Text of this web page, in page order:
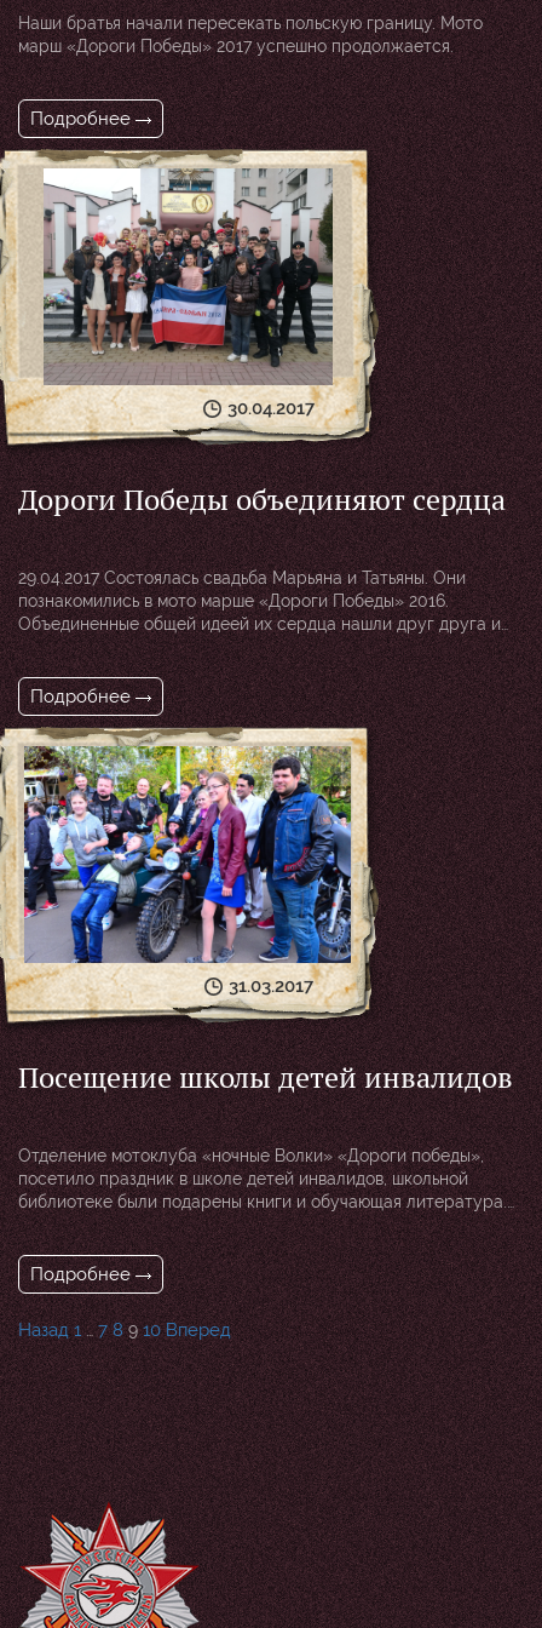
Наши братья начали пересекать польскую границу. Мото
марш «Дороги Победы» 2017 успешно продолжается.
Подробнее
30.04.2017
Дороги Победы объединяют сердца
29.04.2017 Состоялась свадьба Марьяна и Татьяны. Они
познакомились в мото марше «Дороги Победы» 2016.
Объединенные общей идеей их сердца нашли друг друга и
прошли испытание дорогой. Вся колонна байкеров из разных
стран заехала поздравить своих товарищей, а Александр
Хирург — лидер мотоклуба «Ночные Волки» стал почетным
свидетелем, причем впервые в своей жизни.
Подробнее
31.03.2017
Посещение школы детей инвалидов
Отделение мотоклуба «ночные Волки» «Дороги победы»,
посетило праздник в школе детей инвалидов, школьной
библиотеке были подарены книги и обучающая литература.
После праздника дети продолжили общение с техникой.
Подробнее
Пагинация
записей
Назад 1 … 7 8 9 10 Вперед